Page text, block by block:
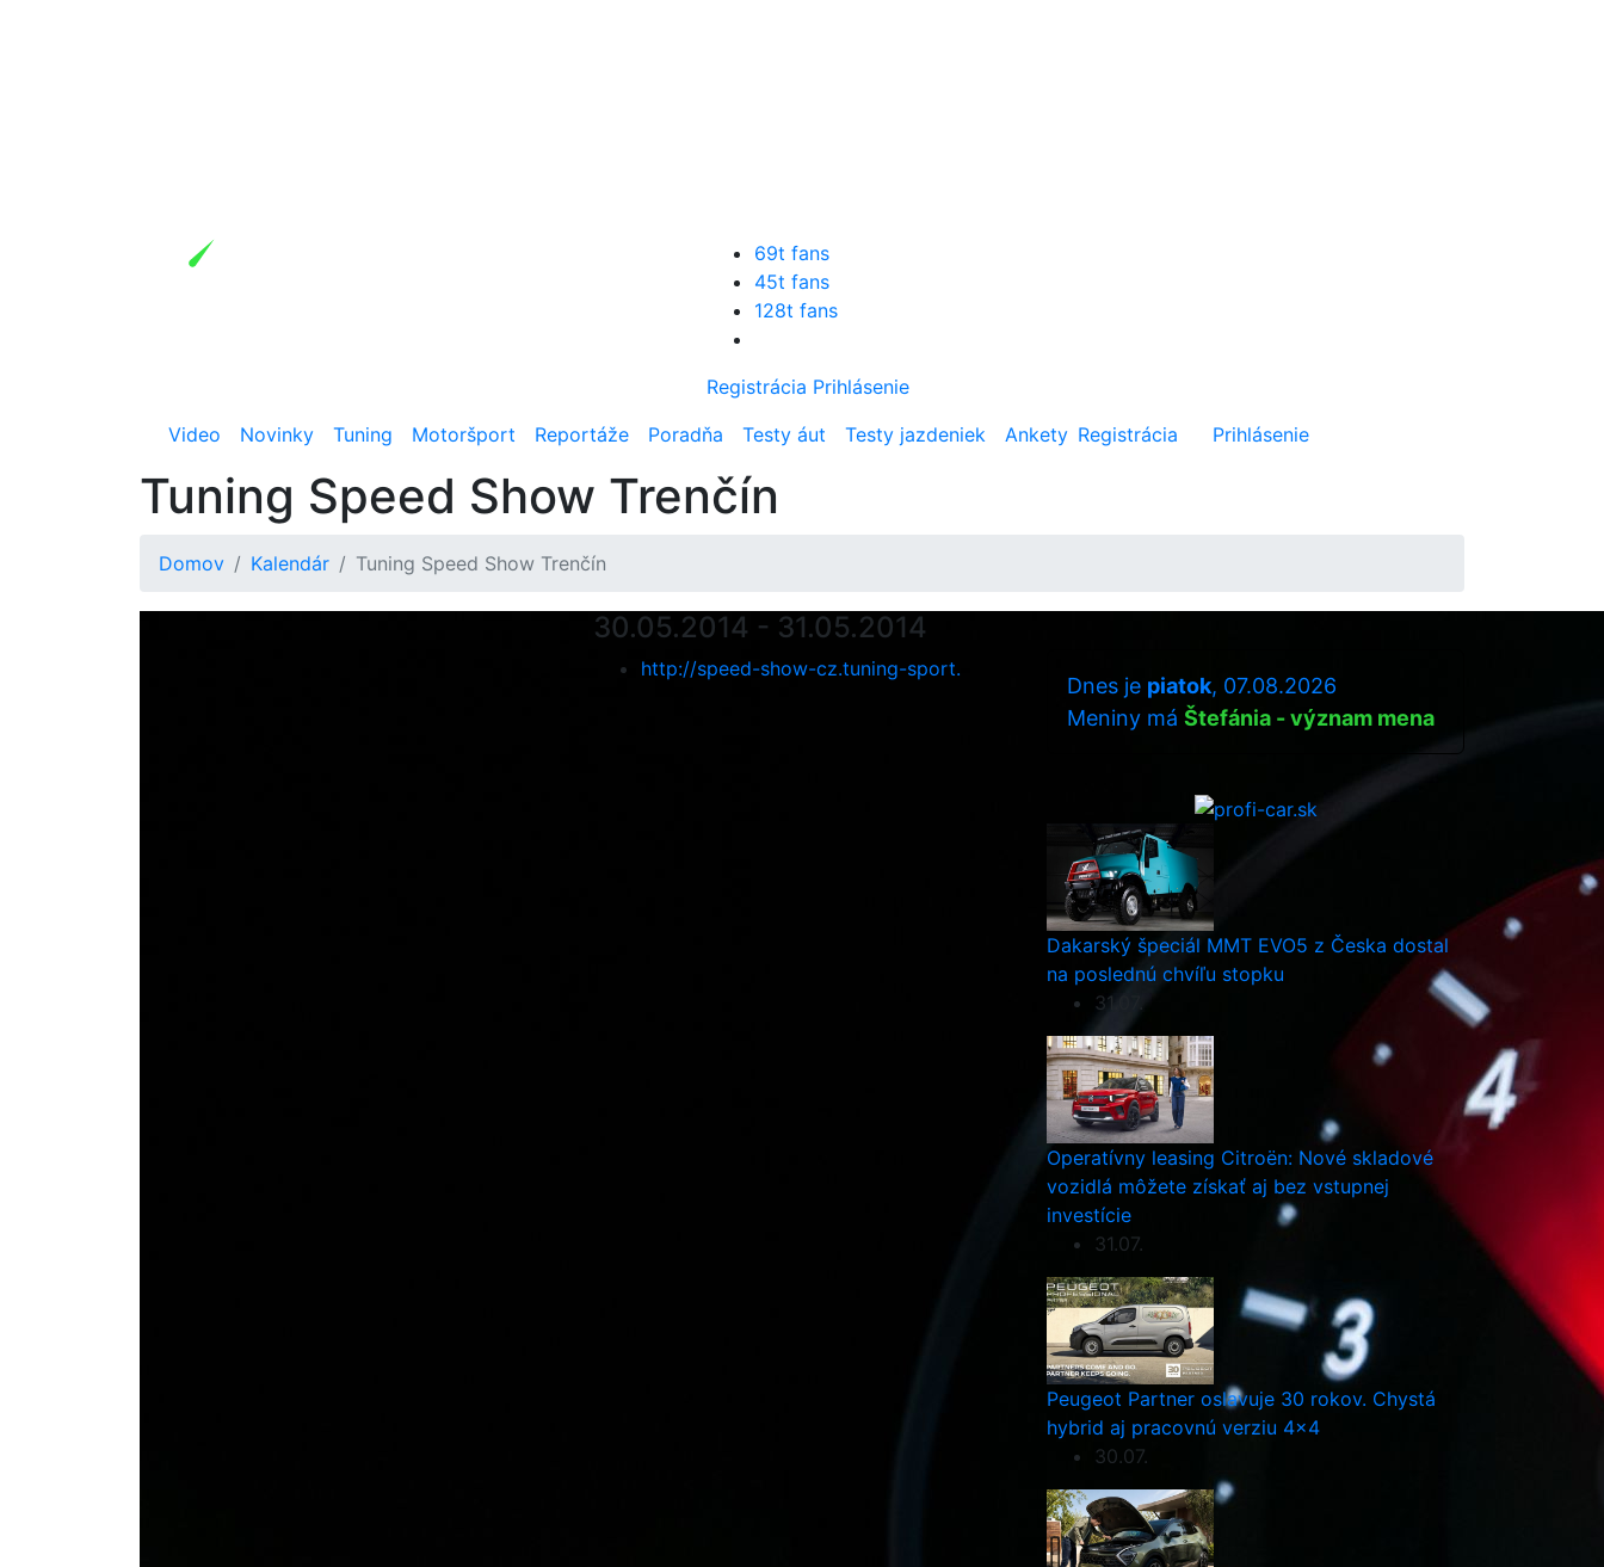
69t fans
45t fans
128t fans
Registrácia Prihlásenie
Video
Novinky Tuning Motoršport Reportáže Poradňa Testy áut Testy jazdeniek Ankety Registrácia Prihlásenie
Tuning Speed Show Trenčín
Domov Kalendár Tuning Speed Show Trenčín
30.05.2014 - 31.05.2014
http://speed-show-cz.tuning-sport.
Dnes je piatok, 07.08.2026
Meniny má Štefánia - význam mena
Dakarský špeciál MMT EVO5 z Česka dostal
na poslednú chvíľu stopku
31.07.
Operatívny leasing Citroën: Nové skladové
vozidlá môžete získať aj bez vstupnej
investície
31.07.
Peugeot Partner oslavuje 30 rokov. Chystá
hybrid aj pracovnú verziu 4×4
30.07.